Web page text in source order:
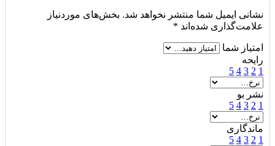
نشانی ایمیل شما منتشر نخواهد شد. بخش‌های موردنیاز
علامت‌گذاری شده‌اند *
امتیاز شما
رایحه
1
2
3
4
5
نشر بو
1
2
3
4
5
ماندگاری
1
2
3
4
5